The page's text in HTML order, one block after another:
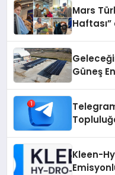
Mars
Haftası”
Güneş
Kleen-